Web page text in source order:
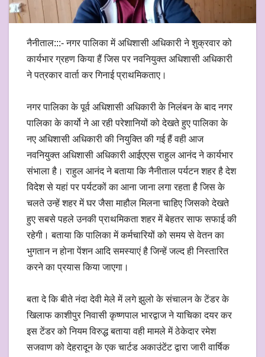
नैनीताल:::- नगर पालिका में अधिशासी अधिकारी ने शुक्रवार को
कार्यभार ग्रहण किया हैं जिस पर नवनियुक्त अधिशासी अधिकारी
ने पत्रकार वार्ता कर गिनाई प्राथमिकताए।
नगर पालिका के पूर्व अधिशासी अधिकारी के निलंबन के बाद नगर
पालिका के कार्यो ने आ रही परेशानियों को देखते हुए पालिका के
नए अधिशासी अधिकारी की नियुक्ति की गई हैं वही आज
नवनियुक्त अधिशासी अधिकारी आईएएस राहुल आनंद ने कार्यभार
संभाला है। राहुल आनंद ने बताया कि नैनीताल पर्यटन शहर है देश
विदेश से यहां पर पर्यटकों का आना जाना लगा रहता है जिस के
चलते उन्हें शहर में घर जैसा माहौल मिलना चाहिए जिसको देखते
हुए सबसे पहले उनकी प्राथमिकता शहर में बेहतर साफ सफाई की
रहेगी। बताया कि पालिका में कर्मचारियों को समय से वेतन का
भुगतान न होना पेंशन आदि समस्याएं है जिन्हें जल्द ही निस्तारित
करने का प्रयास किया जाएगा।
बता दे कि बीते नंदा देवी मेले में लगे झुलो के संचालन के टेंडर के
खिलाफ काशीपुर निवासी कृष्णपाल भारद्वाज ने याचिका दयर कर
इस टेंडर को नियम विरुद्ध बताया वही मामले में ठेकेदार रमेश
सजवाण को देहरादून के एक चार्टड अकाउंटेंट द्वारा जारी वार्षिक